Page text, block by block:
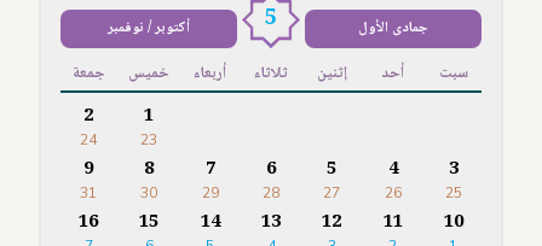
جمادى الأول 5 أكتوبر / نوفمبر
سبت أحد إثنين ثلاثاء أربعاء خميس جمعة
1
23
2
24
3
25
4
26
5
27
6
28
7
29
8
30
9
31
10
11
12
13
14
15
16